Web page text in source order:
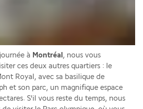
à Montréal , nous vous
ces deux autres quartiers : le
Royal, avec sa basilique de
et son parc, un magnifique espace
S'il vous reste du temps, nous